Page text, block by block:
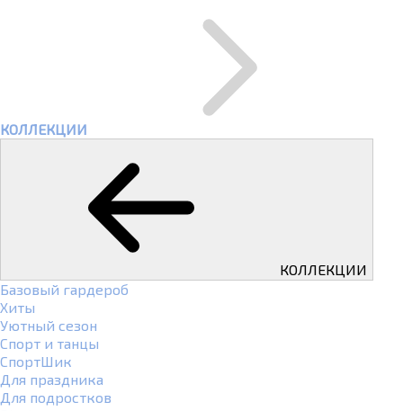
КОЛЛЕКЦИИ
КОЛЛЕКЦИИ
Базовый гардероб
Хиты
Уютный сезон
Спорт и танцы
СпортШик
Для праздника
Для подростков